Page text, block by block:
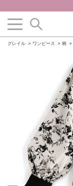
グレイル ワンピース 柄